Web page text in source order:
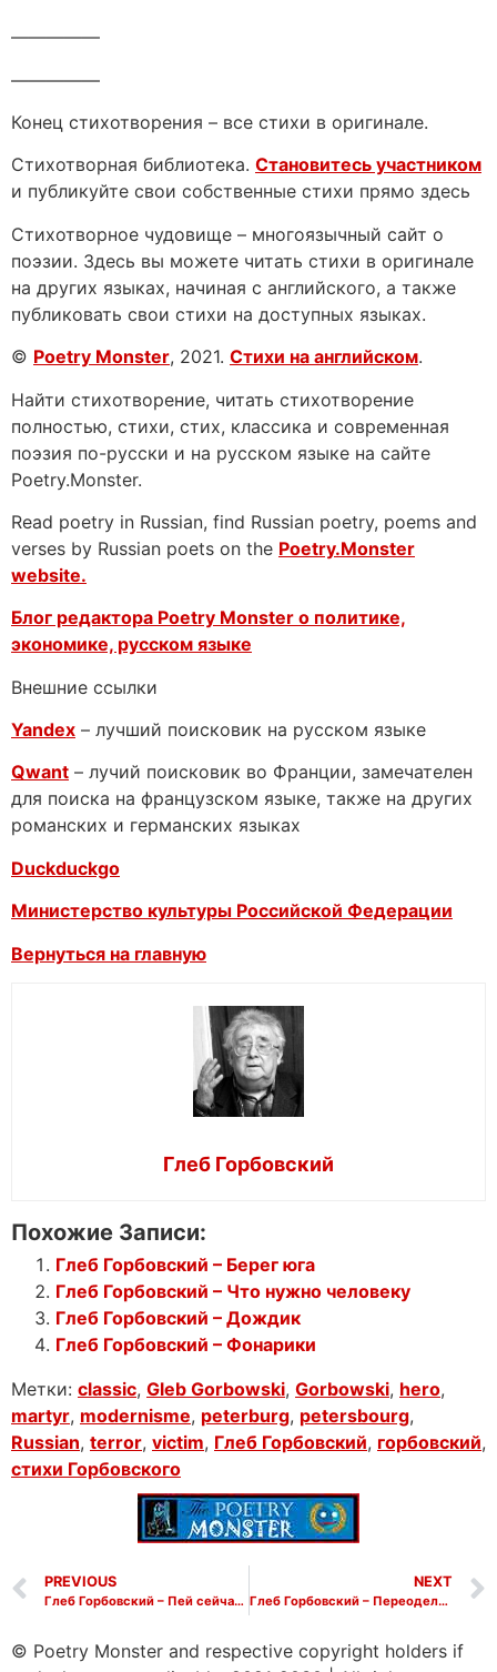
—————
—————
Конец стихотворения – все стихи в оригинале.
Стихотворная библиотека. Становитесь участником
и публикуйте свои собственные стихи прямо здесь
Стихотворное чудовище – многоязычный сайт о
поэзии. Здесь вы можете читать стихи в оригинале
на других языках, начиная с английского, а также
публиковать свои стихи на доступных языках.
© Poetry Monster, 2021. Стихи на английском.
Найти стихотворение, читать стихотворение
полностью, стихи, стих, классика и современная
поэзия по-русски и на русском языке на сайте
Poetry.Monster.
Read poetry in Russian, find Russian poetry, poems and
verses by Russian poets on the Poetry.Monster
website.
Блог редактора Poetry Monster о политике,
экономике, русском языке
Внешние ссылки
Yandex – лучший поисковик на русском языке
Qwant – лучий поисковик во Франции, замечателен
для поиска на французском языке, также на других
романских и германских языках
Duckduckgo
Министерство культуры Российской Федерации
Вернуться на главную
Глеб Горбовский
Похожие Записи:
Глеб Горбовский – Берег юга
Глеб Горбовский – Что нужно человеку
Глеб Горбовский – Дождик
Глеб Горбовский – Фонарики
Метки: classic, Gleb Gorbowski, Gorbowski, hero,
martyr, modernisme, peterburg, petersbourg,
Russian, terror, victim, Глеб Горбовский, горбовский,
стихи Горбовского
PREVIOUS
Глеб Горбовский – Пей сейчас густую мудрость книг
NEXT
Глеб Горбовский – Переодела ясная погода
© Poetry Monster and respective copyright holders if